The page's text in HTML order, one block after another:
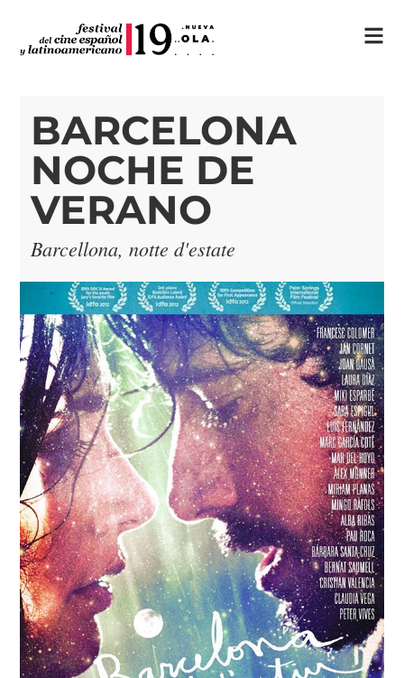
BARCELONA
NOCHE DE
VERANO
Barcellona, notte d'estate